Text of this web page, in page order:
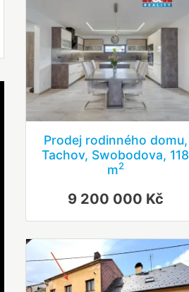
Prodej rodinného domu,
Tachov, Swobodova, 118
m2
9 200 000 Kč